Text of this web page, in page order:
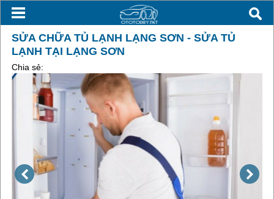
SỬA CHỮA TỦ LẠNH LẠNG SƠN - SỬA TỦ
LẠNH TẠI LẠNG SƠN
Chia sẻ: